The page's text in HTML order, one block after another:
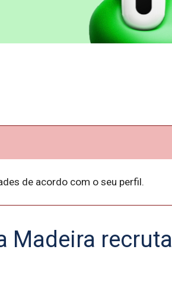
de acordo com o seu perfil.
Madeira recruta